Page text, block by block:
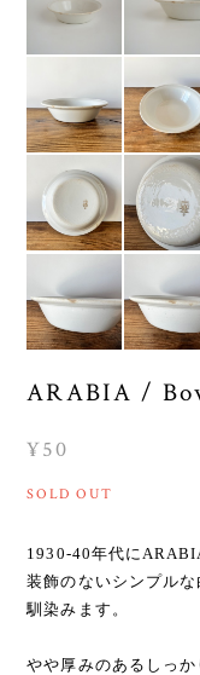
ARABIA /
¥50
SOLD OUT
1930-40年代に
装飾のないシンプル
馴染みます。
やや厚みのあるしっか